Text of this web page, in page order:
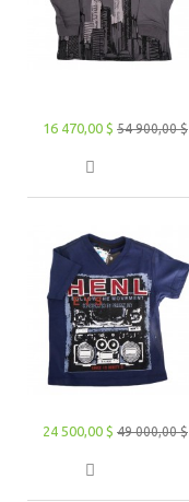
16 470,00 $ 54 900,00 $
24 500,00 $ 49 000,00 $